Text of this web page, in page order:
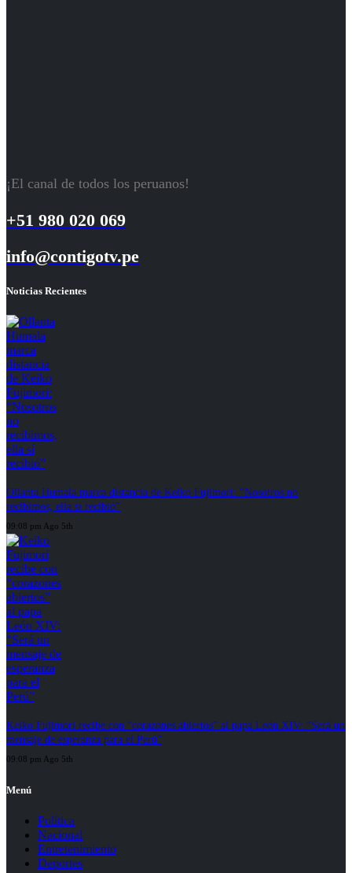
¡El canal de todos los peruanos!
+51 980 020 069
info@contigotv.pe
Noticias Recientes
Ollanta Humala marca distancia de Keiko Fujimori: “Nosotros no
recibimos, ella sí recibió”
09:08 pm Ago 5th
Keiko Fujimori recibe con “corazones abiertos” al papa León XIV: “Será un
mensaje de esperanza para el Perú”
09:08 pm Ago 5th
Menú
Política
Nacional
Entretenimiento
Deportes